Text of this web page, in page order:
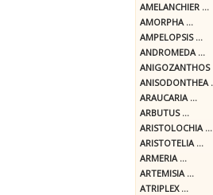
AMELANCHIER ...
AMORPHA ...
AMPELOPSIS ...
ANDROMEDA ...
ANIGOZANTHOS
ANISODONTHEA
ARAUCARIA ...
ARBUTUS ...
ARISTOLOCHIA ...
ARISTOTELIA ...
ARMERIA ...
ARTEMISIA ...
ATRIPLEX ...